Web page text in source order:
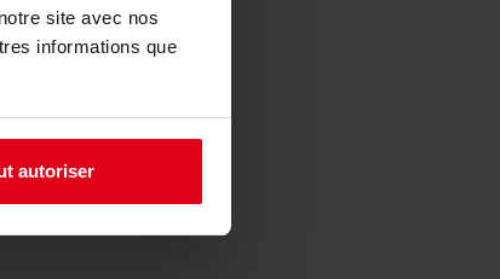
site avec nos
informations que
autoriser